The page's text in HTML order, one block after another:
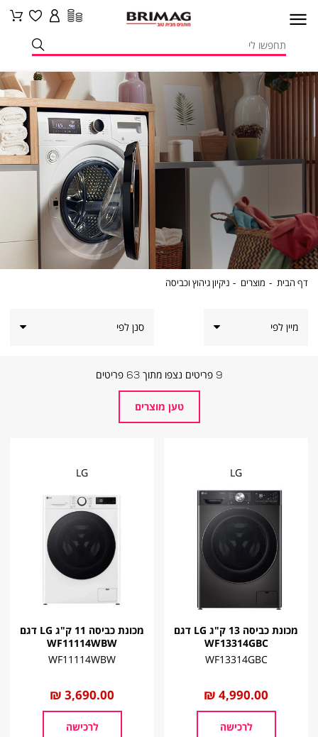
דף הבית דף מוצרים מוצרים
ניקיון גיהוץ וכביסה
סנן לפי
9 פריטים נצפו מתוך63 פריטים
טען מוצרים
LG
מכונת כביסה 13 ק"ג LG דגם
WF13314GBC
WF13314GBC
החל
מ
4,990.00 ₪
לרכישה
LG
מכונת כביסה 11 ק"ג LG דגם
WF11114WBW
WF11114WBW
החל
מ
3,690.00 ₪
לרכישה